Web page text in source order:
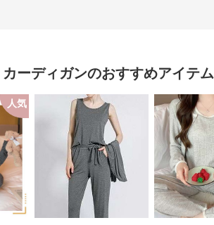
カーディガンのおすすめアイテム
人気